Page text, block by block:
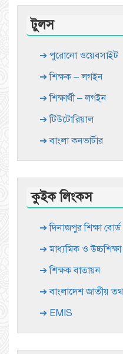
টুলস
➔ পুরোনো ওয়েবসাইট
➔ শিক্ষক – লগইন
➔ শিক্ষার্থী – লগইন
➔ টিউটোরিয়াল
➔ বাংলা কনভার্টার
কুইক লিংকস
➔ দিনাজপুর শিক্ষা বোর্ড
➔ মাধ্যমিক ও
➔ শিক্ষক বাতায়ন
➔ বাংলাদেশ জাতীয়
➔ EMIS